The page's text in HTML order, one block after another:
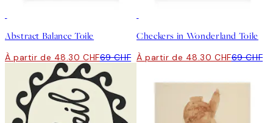
Abstract Balance Toile
À partir de 48.30 CHF69 CHF
Checkers in Wonderland Toile
À partir de 48.30 CHF69 CHF